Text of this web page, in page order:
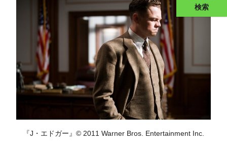
検索
『J・エドガー』© 2011 Warner Bros. Entertainment Inc.